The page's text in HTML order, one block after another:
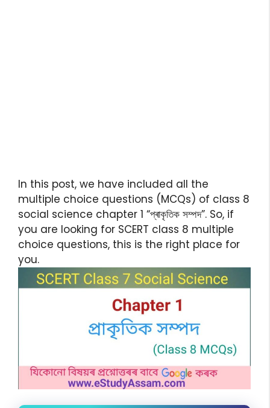
In this post, we have included all the
multiple choice questions (MCQs) of class 8
social science chapter 1 “প্ৰাকৃতিক সম্পদ”. So, if
you are looking for SCERT class 8 multiple
choice questions, this is the right place for
you.